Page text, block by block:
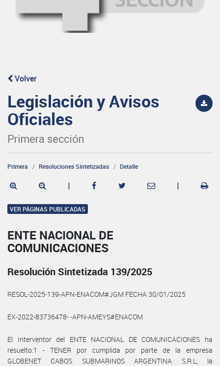
Volver
Legislación y Avisos
Oficiales
Primera sección
Primera Resoluciones Sintetizadas Detalle
| |
VER PÁGINAS PUBLICADAS
ENTE NACIONAL DE
COMUNICACIONES
Resolución Sintetizada 139/2025
RESOL-2025-139-APN-ENACOM#JGM FECHA 30/01/2025
EX-2022-83736478- -APN-AMEYS#ENACOM
El Interventor del ENTE NACIONAL DE COMUNICACIONES ha
resuelto:1 - TENER por cumplida por parte de la empresa
GLOBENET CABOS SUBMARINOS ARGENTINA S.R.L, la